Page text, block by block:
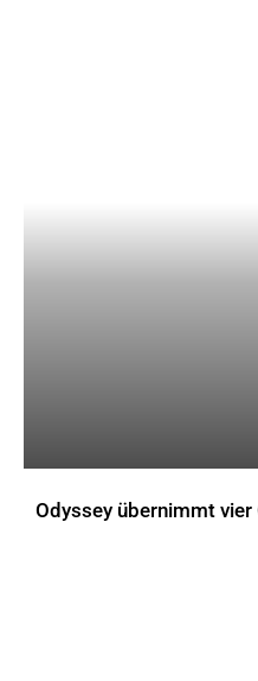
Odyssey übernimmt